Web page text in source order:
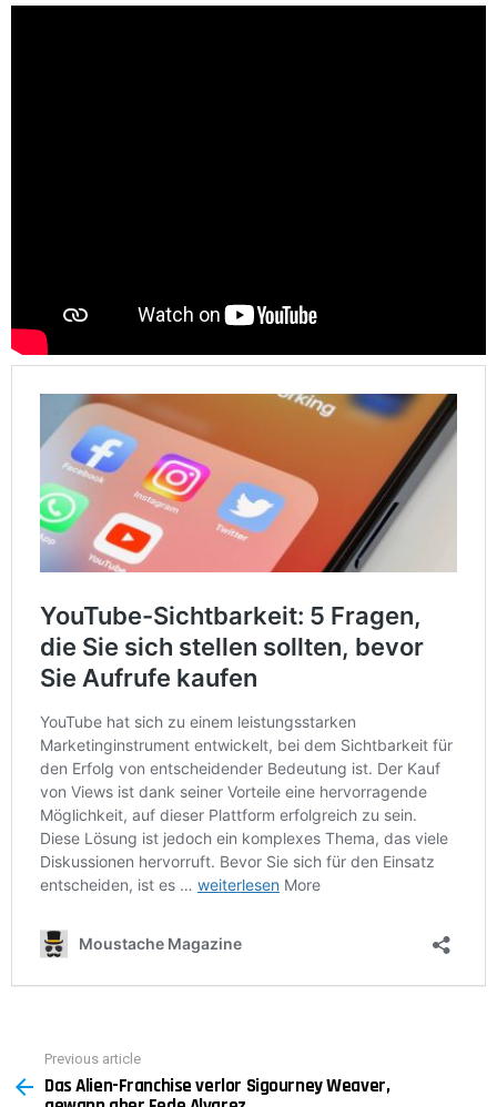
more
Previous article
Das Alien-Franchise verlor Sigourney Weaver,